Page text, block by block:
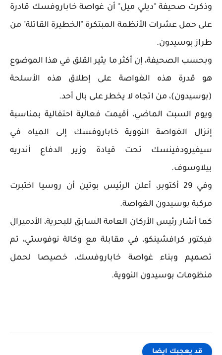
وذكرت صحيفة "ديلي ميل" أن غواصة خاباروفسك قادرة
على حمل عشرات الأنظمة المبتكرة "الخطيرة القاتلة" من
طراز بوسيدون.
وبحسب الصحيفة، إن أكثر ما يثير القلق في هذا الموضوع
هو قدرة هذه الغواصة على إطلاق هذه الأسلحة
(بوسيدون)، من اتجاه لا يخطر على بال أحد.
ويوم السبت الماضي، أقيمت فعالية احتفالية بمناسبة
إنزال الغواصة النووية خاباروفسك إلى المياه في
سيفيرودفينسك تحت قيادة وزير الدفاع أندريه
بيلاوسوف.
وفي 29 أكتوبر، أعلن الرئيس بوتين أن روسيا اختبرت
مركبة بوسيدون الغواصة.
كما أشار رئيس الأركان العامة السابق للبحرية، الأدميرال
فيكتور كرافشينكو، في مقابلة مع وكالة نوفوستي، تم
تصميم وبناء غواصة خاباروفسك، خصيصا لحمل
منظومات بوسيدون النووية.
قد يعجبك ايضا